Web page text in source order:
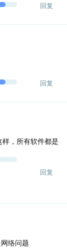
回复
回复
样，所有软件都是
回复
络问题